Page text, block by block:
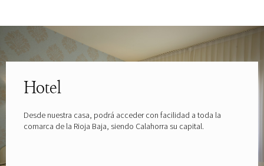
Hotel
Desde nuestra casa, podrá acceder con facilidad a toda la
comarca de la Rioja Baja, siendo Calahorra su capital.